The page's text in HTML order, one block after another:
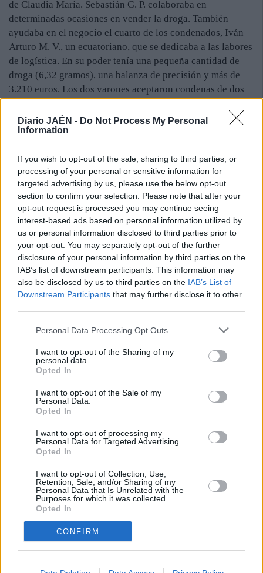
Diario JAÉN - Do Not Process My Personal
Information
If you wish to opt-out of the sale, sharing to third parties, or
processing of your personal or sensitive information for
targeted advertising by us, please use the below opt-out
section to confirm your selection. Please note that after your
opt-out request is processed you may continue seeing
interest-based ads based on personal information utilized by
us or personal information disclosed to third parties prior to
your opt-out. You may separately opt-out of the further
disclosure of your personal information by third parties on the
IAB’s list of downstream participants. This information may
also be disclosed by us to third parties on the IAB’s List of
Downstream Participants that may further disclose it to other
Personal Data Processing Opt Outs
I want to opt-out of the Sharing of my
personal data.
Opted In
I want to opt-out of the Sale of my
Personal Data.
Opted In
I want to opt-out of processing my
Personal Data for Targeted Advertising.
Opted In
I want to opt-out of Collection, Use,
Retention, Sale, and/or Sharing of my
Personal Data that Is Unrelated with the
Purposes for which it was collected.
Opted In
CONFIRM
de Claudia María. Sebastián G. P. colaboraba en
determinadas ocasiones en vender la droga. También
ayudaba en el negocio el cuarto de los condenados, Iván
Arturo M. V., un ecuatoriano, que se dedicaba a las labores
de logística. En su poder tenía una pequeña cantidad de
droga (6,32 gramos), una balanza de precisión y más de
3.210 euros. Los dos varones aceptaron condenas de dos
años de prisión y una sanción económica de 1.500 euros.
Además del núcleo duro de la organización, la Guardia
Civil practicó otros once arrestos en varios municipios de
adquirían la cocaína al grupo de narcos colombianos y
que, después, la distribuían “al menudeo” en sus pueblos
—Martos, Torredelcampo, Cambil y Fuensanta—. Fuentes
judiciales cercanas al caso explican que el proceso
judicial contra ellos quedó archivado.
Esta sentencia es el segundo golpe que asesta la Justicia
esta semana a las bandas de narcos tras la condena de
prisión para nueve miembros del clan de los Pikikis.